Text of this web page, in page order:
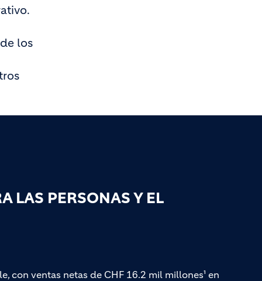
los
LAS PERSONAS Y EL
con ventas netas de CHF 16.2 mil millones¹ en